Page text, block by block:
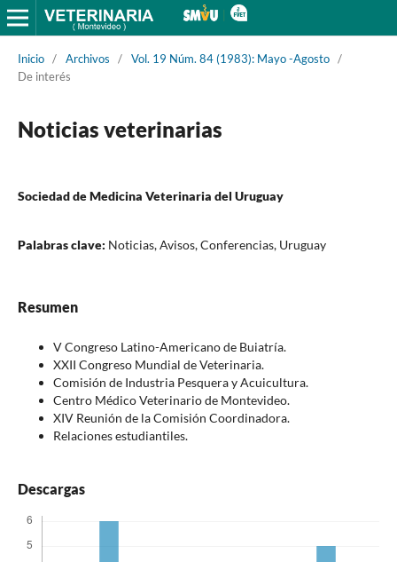
Inicio / Archivos / Vol. 19 Núm. 84 (1983): Mayo -Agosto /
De interés
Noticias veterinarias
Sociedad de Medicina Veterinaria del Uruguay
Palabras clave: Noticias, Avisos, Conferencias, Uruguay
Resumen
V Congreso Latino-Americano de Buiatría.
XXII Congreso Mundial de Veterinaria.
Comisión de Industria Pesquera y Acuicultura.
Centro Médico Veterinario de Montevideo.
XIV Reunión de la Comisión Coordinadora.
Relaciones estudiantiles.
Descargas